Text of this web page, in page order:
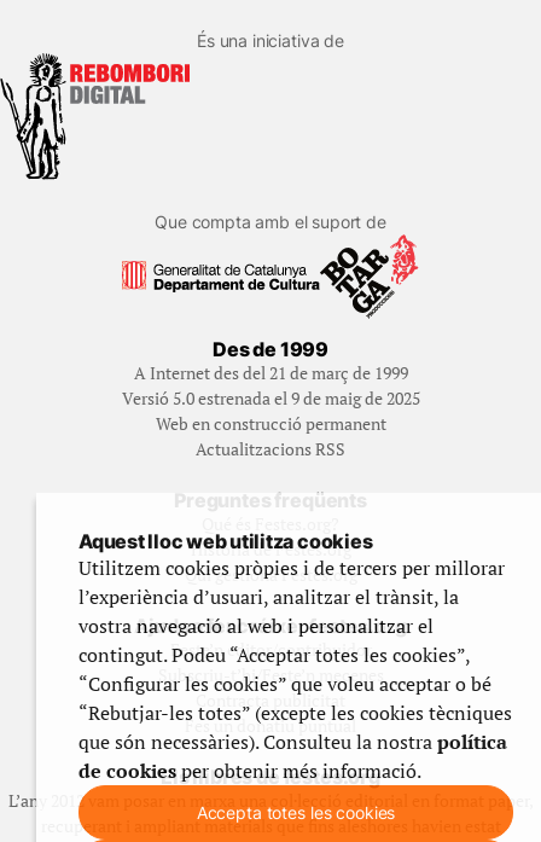
És una iniciativa de
Que compta amb el suport de
Des de 1999
A Internet des del 21 de març de 1999
Versió 5.0 estrenada el 9 de maig de 2025
Web en construcció permanent
Actualitzacions RSS
Preguntes freqüents
Història de Festes.org
Qui gestiona Festes.org
Ajuda a fer créixer festes.org
Feste’n editor/contribuidor
Subscriu-t’hi/Feste’n mecenes
Contracta publicitat
Fes un donatiu puntual
Els llibres de festes.org
L’any 2012 vam posar en marxa una col·lecció editorial en format paper,
recuperant i ampliant materials que fins aleshores havien estat
Aquest lloc web utilitza cookies
Utilitzem cookies pròpies i de tercers per millorar
l’experiència d’usuari, analitzar el trànsit, la
vostra navegació al web i personalitzar el
contingut. Podeu “Acceptar totes les cookies”,
“Configurar les cookies” que voleu acceptar o bé
“Rebutjar-les totes” (excepte les cookies tècniques
que són necessàries). Consulteu la nostrapolítica
de cookiesper obtenir més informació.
Accepta totes les cookies